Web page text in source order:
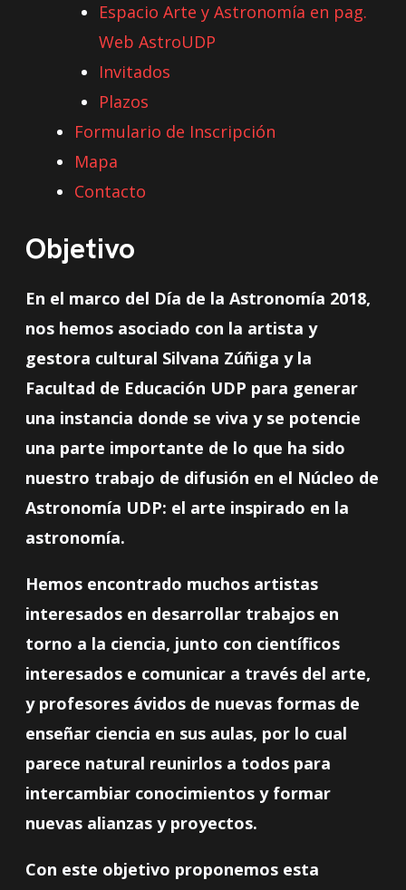
Espacio Arte y Astronomía en pag.
Web AstroUDP
Invitados
Plazos
Formulario de Inscripción
Mapa
Contacto
Objetivo
En el marco del Día de la Astronomía 2018,
nos hemos asociado con la artista y
gestora cultural Silvana Zúñiga y la
Facultad de Educación UDP para generar
una instancia donde se viva y se potencie
una parte importante de lo que ha sido
nuestro trabajo de difusión en el Núcleo de
Astronomía UDP: el arte inspirado en la
astronomía.
Hemos encontrado muchos artistas
interesados en desarrollar trabajos en
torno a la ciencia, junto con científicos
interesados e comunicar a través del arte,
y profesores ávidos de nuevas formas de
enseñar ciencia en sus aulas, por lo cual
parece natural reunirlos a todos para
intercambiar conocimientos y formar
nuevas alianzas y proyectos.
Con este objetivo proponemos esta